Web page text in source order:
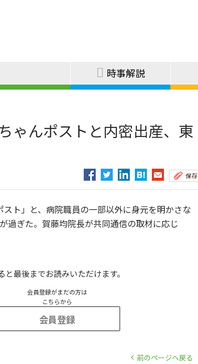
時事解説
んポストと内密出産、東
保存
ト」と、病院職員の一部以外に身元を明かさな
過ぎた。賀藤均院長が共同通信の取材に応じ
最後までお読みいただけます。
会員登録がまだの方は
こちらから
会員登録
前のページへ戻る